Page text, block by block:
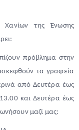
της Ένωσης
πρόβλημα στην
τα γραφεία
από Δευτέρα έως
και Δευτέρα έως
μαζί μας: